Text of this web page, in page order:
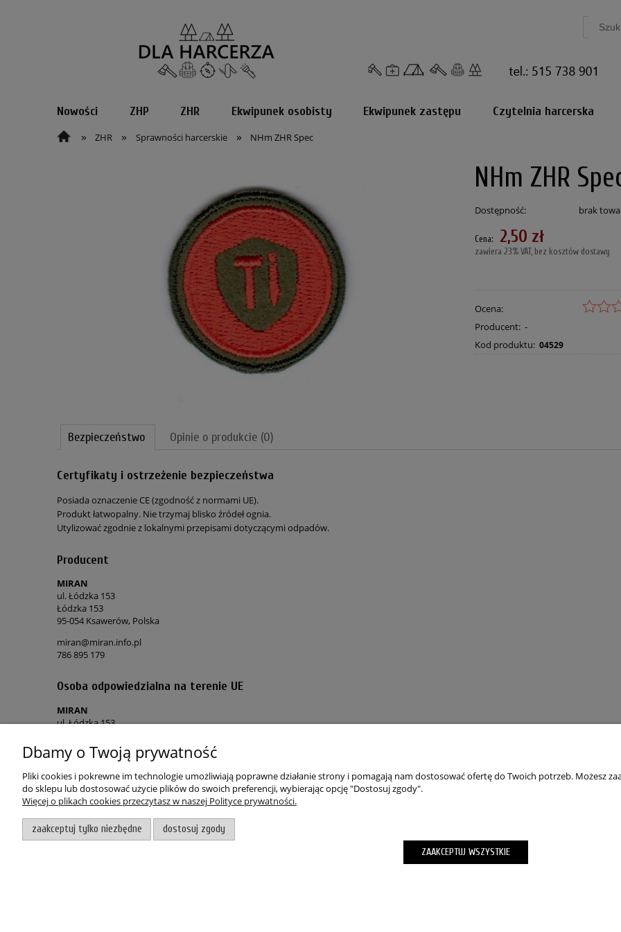
Nowości ZHP ZHR Ekwipunek osobisty Ekwipunek zastępu Czytelnia harcerska
» ZHR » Sprawności harcerskie » NHm ZHR Spec
NHm ZHR
Dostępność: brak
Cena: 2,50 zł
zawiera 23% VAT, bez kosztów dostawy
Ocena:
Producent: -
Kod produktu: 04529
Bezpieczeństwo Opinie o produkcie (0)
Certyfikaty i ostrzeżenie bezpieczeństwa
Posiada oznaczenie CE (zgodność z normami UE).
Produkt łatwopalny. Nie trzymaj blisko źródeł ognia.
Utylizować zgodnie z lokalnymi przepisami dotyczącymi odpadów.
Producent
MIRAN
ul. Łódzka 153
Łódzka 153
95-054 Ksawerów, Polska
miran@miran.info.pl
786 895 179
Osoba odpowiedzialna na terenie UE
MIRAN
ul. Łódzka 153
miran@miran.info.pl
POMOC
Regulamin sklepu
Formy Płatności
Dbamy o Twoją prywatność
Pliki cookies i pokrewne im technologie umożliwiają poprawne działanie strony i pomagają nam dostosować ofertę do Twoich potrzeb. Możesz
do sklepu lub dostosować użycie plików do swoich preferencji, wybierając opcję "Dostosuj zgody".
Więcej o plikach cookies przeczytasz w naszej Polityce prywatności.
zaakceptuj tylko niezbędne
dostosuj zgody
ZAAKCEPTUJ WSZYSTKIE